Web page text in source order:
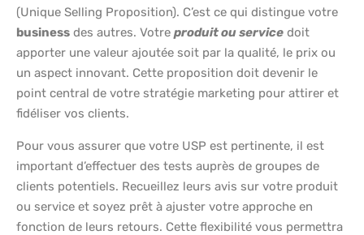
(Unique Selling Proposition). C’est ce qui distingue votre
business des autres. Votre produit ou service doit
apporter une valeur ajoutée soit par la qualité, le prix ou
un aspect innovant. Cette proposition doit devenir le
point central de votre stratégie marketing pour attirer et
fidéliser vos clients.
Pour vous assurer que votre USP est pertinente, il est
important d’effectuer des tests auprès de groupes de
clients potentiels. Recueillez leurs avis sur votre produit
ou service et soyez prêt à ajuster votre approche en
fonction de leurs retours. Cette flexibilité vous permettra